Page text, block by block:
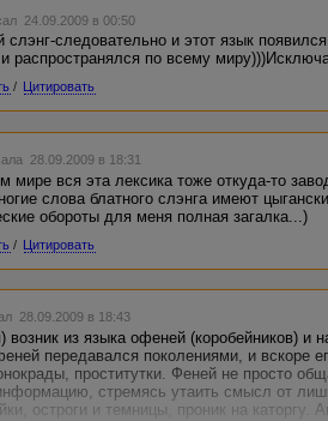
24.09.2009 в 00:50
следовательно и этот язык
распространялся по всему
/ Цитировать
28.09.2009 в 18:31
мире вся эта лексика тоже откуда-то
слова блатного слэнга имеют
обороты для меня полная загалка...)
/ Цитировать
28.09.2009 в 18:43
из языка офеней (коробейников) и
передавался поколениями, и вскоре
проститутки. Феней не просто
стремясь утаить смысл от
остроги и темницы, проник на каторгу.